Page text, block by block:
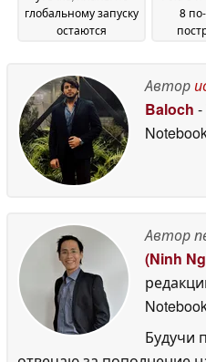
глобальному запуску
остаются
8
Автор
Baloch -
Автор
(Ninh
Будучи